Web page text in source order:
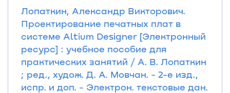
Лопаткин, Александр Викторович.
Проектирование печатных плат в
системе Altium Designer [Электронный
ресурс] : учебное пособие для
практических занятий / А. В. Лопаткин
; ред., худож. Д. А. Мовчан. - 2-е изд.,
испр. и доп. - Электрон. текстовые дан.